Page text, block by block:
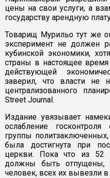
цены на свои услуги, а
государству арендную
Товарищ Мурильо тут же
эксперимент не должен
кубинской экономики,
страны в настоящее
действующей
заверил, что власти не
централизованного
Street Journal.
Издание увязывает
ослабление
группы
была достигнута при
церкви. Пока что из 52
должны быть
человек, всех их вывезли